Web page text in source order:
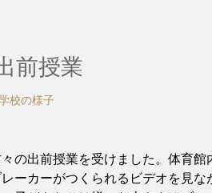
前授業
校の様子
の出前授業を受けました。体育館
ーカーがつくられるビデオを見